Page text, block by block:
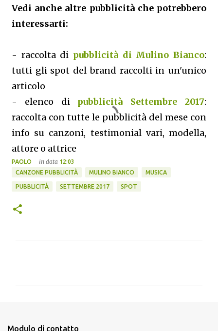
Vedi anche altre pubblicità che potrebbero
interessarti:
- raccolta di pubblicità di Mulino Bianco:
tutti gli spot del brand raccolti in un'unico
articolo
- elenco di pubblicità Settembre 2017:
raccolta con tutte le pubblicità del mese con
info su canzoni, testimonial vari, modella,
attore o attrice
PAOLO in data 12:03
CANZONE PUBBLICITÀ
MULINO BIANCO MUSICA
PUBBLICITÀ SETTEMBRE 2017 SPOT
Modulo di contatto